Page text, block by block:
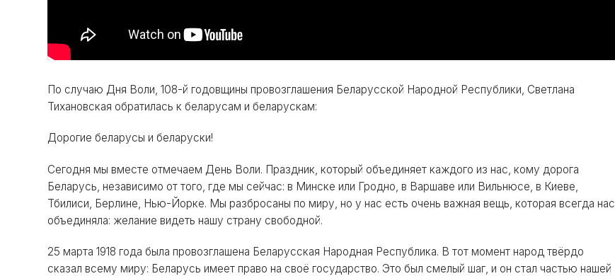
По случаю Дня Воли, 108-й годовщины провозглашения Беларусской Народной Республики, Светлана
Тихановская обратилась к беларусам и беларускам:
Дорогие беларусы и беларуски!
Сегодня мы вместе отмечаем День Воли. Праздник, который объединяет каждого из нас, кому дорога
Беларусь, независимо от того, где мы сейчас: в Минске или Гродно, в Варшаве или Вильнюсе, в Киеве,
Тбилиси, Берлине, Нью-Йорке. Мы разбросаны по миру, но у нас есть очень важная вещь, которая всегда нас
объединяла: желание видеть нашу страну свободной.
25 марта 1918 года была провозглашена Беларусская Народная Республика. В тот момент народ твёрдо
сказал всему миру: Беларусь имеет право на своё государство. Это был смелый шаг, и он стал частью нашей